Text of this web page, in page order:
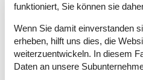
Anzahl Erwachsene inkl. 4-11
Bebaute Fläche
Ferienhaus
Gefrierkapazität (Anzahl Liter)
Holzofen
funktioniert, Sie können sie
Wenn Sie damit einverstanden
erheben, hilft uns dies, die
weiterzuentwickeln. In diesem
Daten an unsere